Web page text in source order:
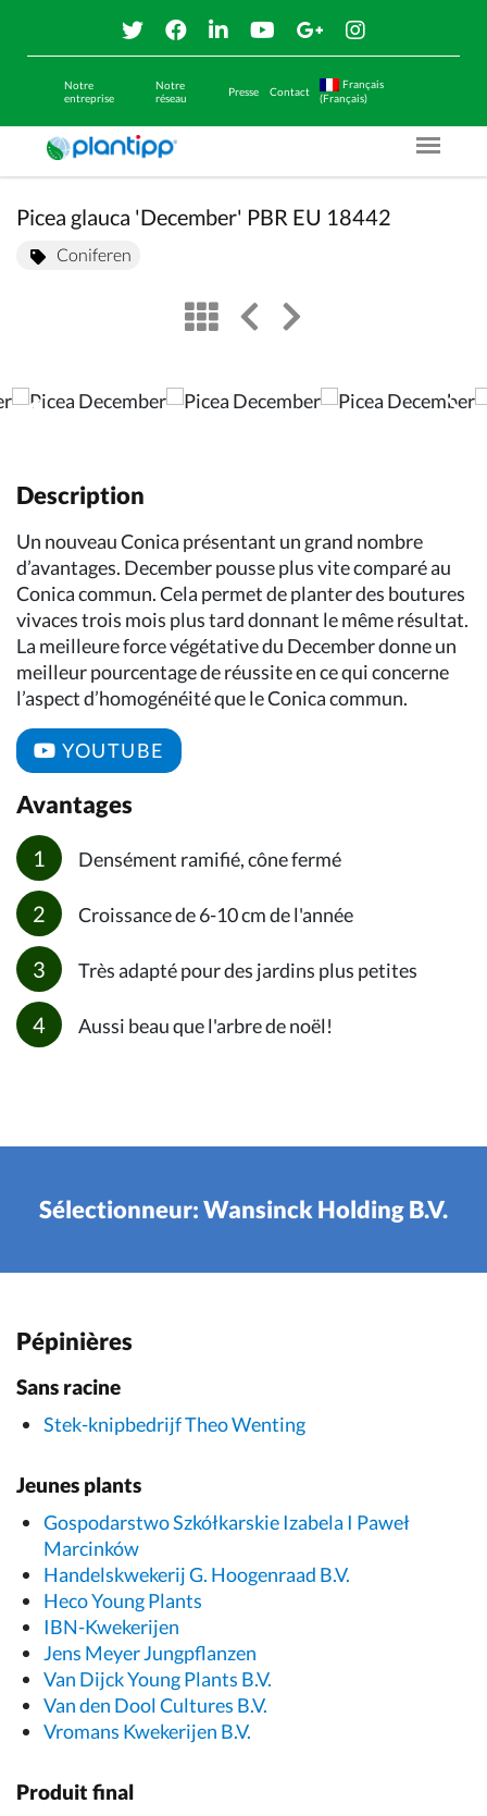
Notre
entreprise
Notre
réseau
Presse Contact
Français
(Français)
Menu
Picea glauca 'December' PBR EU 18442
Coniferen
viewleft arrow
right arrow
Description
Un nouveau Conica présentant un grand nombre
d’avantages. December pousse plus vite comparé au
Conica commun. Cela permet de planter des boutures
vivaces trois mois plus tard donnant le même résultat.
La meilleure force végétative du December donne un
meilleur pourcentage de réussite en ce qui concerne
l’aspect d’homogénéité que le Conica commun.
YOUTUBE
Avantages
Densément ramifié, cône fermé
Croissance de 6-10 cm de l'année
Très adapté pour des jardins plus petites
Aussi beau que l'arbre de noël!
Sélectionneur: Wansinck Holding B.V.
Pépinières
Sans racine
Stek-knipbedrijf Theo Wenting
Jeunes plants
Gospodarstwo Szkółkarskie Izabela I Paweł
Marcinków
Handelskwekerij G. Hoogenraad B.V.
Heco Young Plants
IBN-Kwekerijen
Jens Meyer Jungpflanzen
Van Dijck Young Plants B.V.
Van den Dool Cultures B.V.
Vromans Kwekerijen B.V.
Produit final